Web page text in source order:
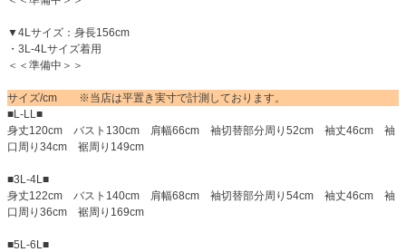
▼4Lサイズ：身長156cm
・3L-4Lサイズ着用
＜＜準備中＞＞
サイズ/cm ※当店は平置き実寸で計測しております。
■L-LL■
身丈120cm バスト130cm 肩幅66cm 袖切替部分周り52cm 袖丈46cm 袖
口周り34cm 裾周り149cm
■3L-4L■
身丈122cm バスト140cm 肩幅68cm 袖切替部分周り54cm 袖丈46cm 袖
口周り36cm 裾周り169cm
■5L-6L■